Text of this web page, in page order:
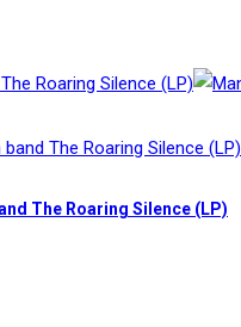
The Roaring Silence (LP)